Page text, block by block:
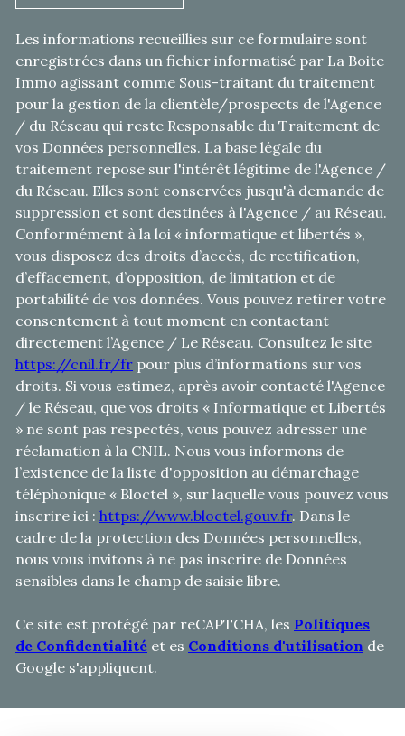
Les informations recueillies sur ce formulaire sont
enregistrées dans un fichier informatisé par La Boite
Immo agissant comme Sous-traitant du traitement
pour la gestion de la clientèle/prospects de l'Agence
/ du Réseau qui reste Responsable du Traitement de
vos Données personnelles. La base légale du
traitement repose sur l'intérêt légitime de l'Agence /
du Réseau. Elles sont conservées jusqu'à demande de
suppression et sont destinées à l'Agence / au Réseau.
Conformément à la loi « informatique et libertés »,
vous disposez des droits d’accès, de rectification,
d’effacement, d’opposition, de limitation et de
portabilité de vos données. Vous pouvez retirer votre
consentement à tout moment en contactant
directement l’Agence / Le Réseau. Consultez le site
https://cnil.fr/fr pour plus d’informations sur vos
droits. Si vous estimez, après avoir contacté l'Agence
/ le Réseau, que vos droits « Informatique et Libertés
» ne sont pas respectés, vous pouvez adresser une
réclamation à la CNIL. Nous vous informons de
l’existence de la liste d'opposition au démarchage
téléphonique « Bloctel », sur laquelle vous pouvez vous
inscrire ici : https://www.bloctel.gouv.fr. Dans le
cadre de la protection des Données personnelles,
nous vous invitons à ne pas inscrire de Données
sensibles dans le champ de saisie libre.
Ce site est protégé par reCAPTCHA, les Politiques
de Confidentialité et es Conditions d'utilisation de
Google s'appliquent.